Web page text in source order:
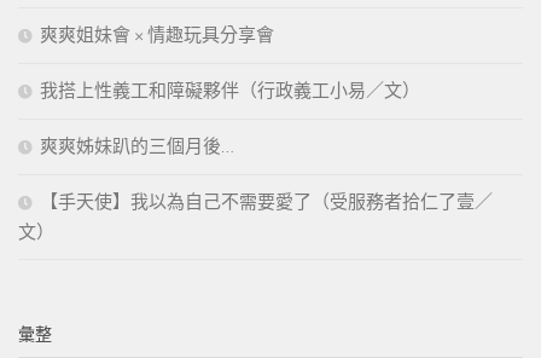
爽爽姐妹會 × 情趣玩具分享會
我搭上性義工和障礙夥伴（行政義工小易／文）
爽爽姊妹趴的三個月後…
【手天使】我以為自己不需要愛了（受服務者拾仁了壹／
文）
彙整